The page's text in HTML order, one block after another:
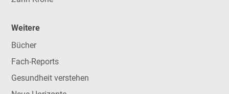
Weitere
Bücher
Fach-Reports
Gesundheit verstehen